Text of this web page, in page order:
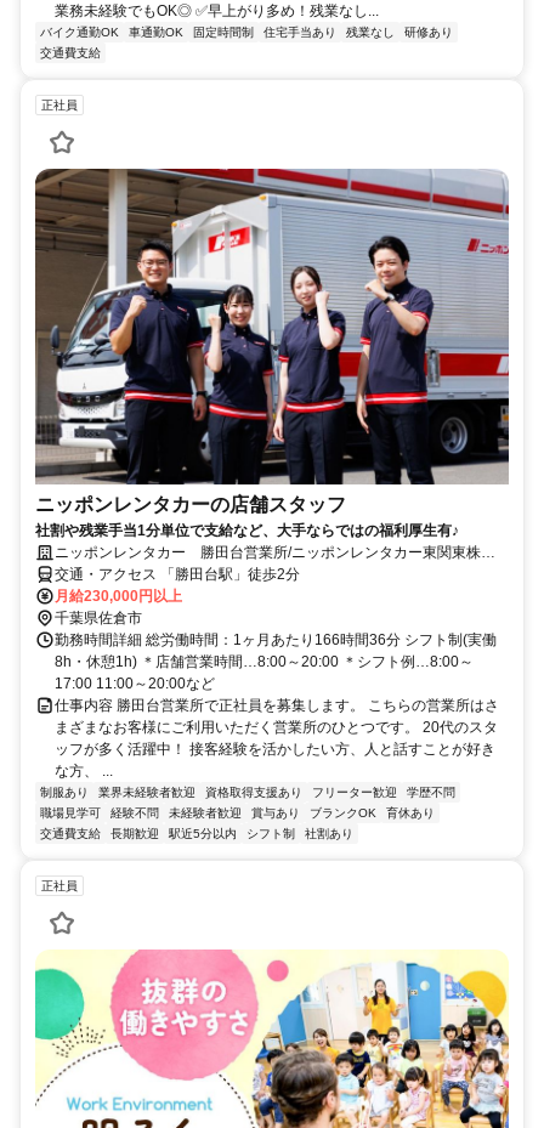
業務未経験でもOK◎ ✅早上がり多め！残業なし...
バイク通勤OK 車通勤OK 固定時間制 住宅手当あり 残業なし
研修あり
交通費支給
正社員
ニッポンレンタカーの店舗スタッフ
社割や残業手当1分単位で支給など、大手ならではの福利厚生有♪
ニッポンレンタカー 勝田台営業所/ニッポンレンタカー東関東株式
会社
交通・アクセス 「勝田台駅」徒歩2分
月給230,000円以上
千葉県佐倉市
勤務時間詳細 総労働時間：1ヶ月あたり166時間36分 シフト制(実働
8h・休憩1h) ＊店舗営業時間…8:00～20:00 ＊シフト例…8:00～
17:00 11:00～20:00など
仕事内容 勝田台営業所で正社員を募集します。 こちらの営業所はさ
まざまなお客様にご利用いただく営業所のひとつです。 20代のスタ
ッフが多く活躍中！ 接客経験を活かしたい方、人と話すことが好き
な方、 ...
制服あり 業界未経験者歓迎 資格取得支援あり フリーター歓迎
学歴不問
職場見学可
経験不問 未経験者歓迎 賞与あり ブランクOK
育休あり
交通費支給
長期歓迎 駅近5分以内 シフト制 社割あり
正社員